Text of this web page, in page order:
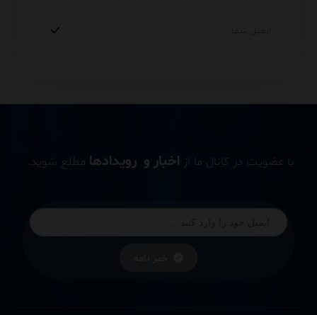
با عضویت در کانال ما از اخبار و رویدادها مطلع شوید.